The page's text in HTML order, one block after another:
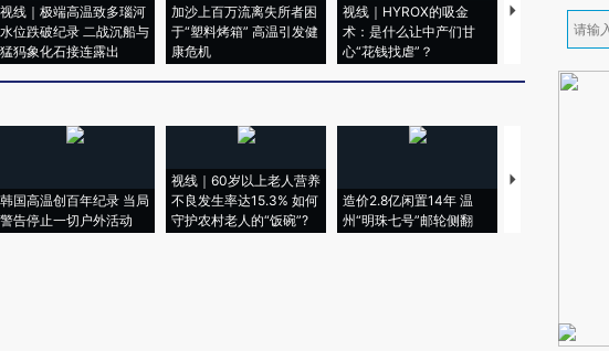
视线｜极端高温致多瑙河
水位跌破纪录 二战沉船与
猛犸象化石接连露出
加沙上百万流离失所者困
于“塑料烤箱” 高温引发健
康危机
视线｜HYROX的吸金
术：是什么让中产们甘
心“花钱找虐”？
马航飞行员跨
粒摇头丸 尿检
韩国高温创百年纪录 当局
警告停止一切户外活动
视线｜60岁以上老人营养
不良发生率达15.3% 如何
守护农村老人的“饭碗”?
造价2.8亿闲置14年 温
州“明珠七号”邮轮侧翻
特朗普出席葬礼